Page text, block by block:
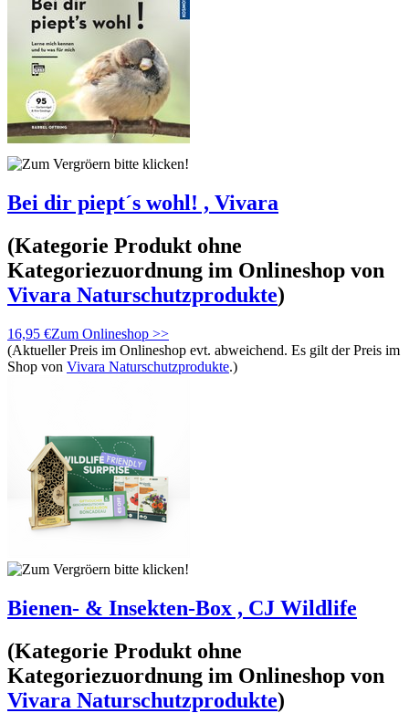
Bei dir piept´s wohl! , Vivara
(Kategorie Produkt ohne
Kategoriezuordnung im Onlineshop von
Vivara Naturschutzprodukte)
16,95 €Zum Onlineshop >>
(Aktueller Preis im Onlineshop evt. abweichend. Es gilt der Preis im
Shop von Vivara Naturschutzprodukte.)
Bienen- & Insekten-Box , CJ Wildlife
(Kategorie Produkt ohne
Kategoriezuordnung im Onlineshop von
Vivara Naturschutzprodukte)